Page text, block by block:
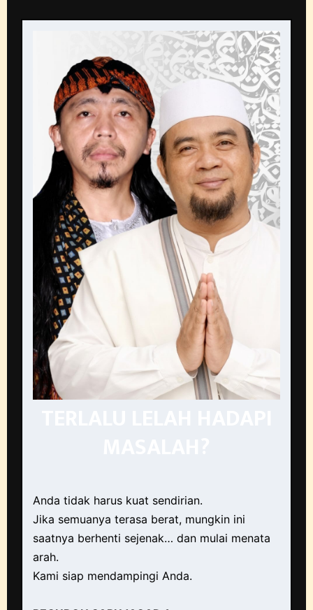
Anda tidak harus kuat sendirian.
Jika semuanya terasa berat, mungkin ini
saatnya berhenti sejenak… dan mulai menata
arah.
Kami siap mendampingi Anda.